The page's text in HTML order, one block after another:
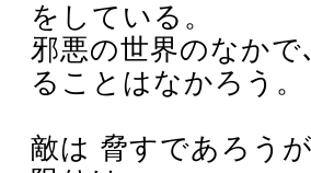
をしている。
邪悪の世界のなか
ることはなかろう。
敵は 脅すであろう